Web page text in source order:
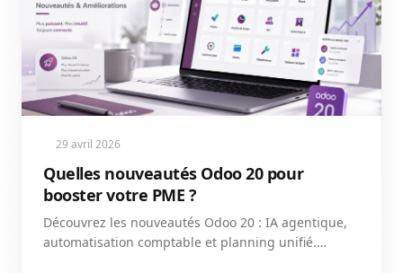
29 avril 2026
Quelles nouveautés Odoo 20 pour
booster votre PME ?
Découvrez les nouveautés Odoo 20 : IA agentique,
automatisation comptable et planning unifié.